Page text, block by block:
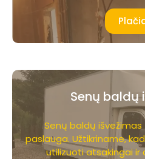
Senų baldų
Senų baldų
paslauga. Užtikriname,
utilizuoti atsakingai ir